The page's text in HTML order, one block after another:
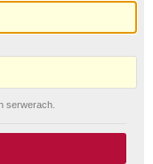
serwerach.